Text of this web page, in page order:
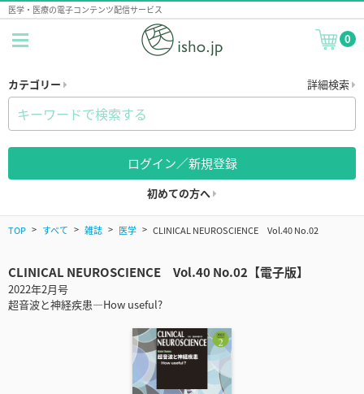
医学・医療の電子コンテンツ配信サービス
0
カテゴリー 詳細検索
ログイン／新規登録
初めての方へ
TOP すべて 雑誌 医学 CLINICAL NEUROSCIENCE Vol.40 No.02
CLINICAL NEUROSCIENCE Vol.40 No.02【電子版】
2022年2月号
超音波と神経疾患―How useful?